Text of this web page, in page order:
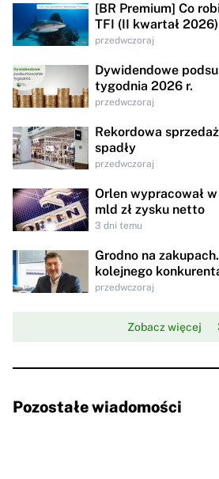
[BR Premium] Co
TFI (II kwartał 2026)
przedwczoraj
Dywidendowe
tygodnia 2026 r.
przedwczoraj
Rekordowa
spadły
przedwczoraj
Orlen wypracował
mld zł zysku netto
3 dni temu
Grodno na
kolejnego
przedwczoraj
Zobacz więcej
Pozostałe wiadomości